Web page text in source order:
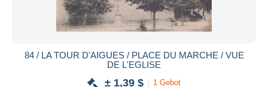
84 / LA TOUR D'AIGUES / PLACE DU MARCHE / VUE
DE L'EGLISE
± 1,39 $ 1 Gebot